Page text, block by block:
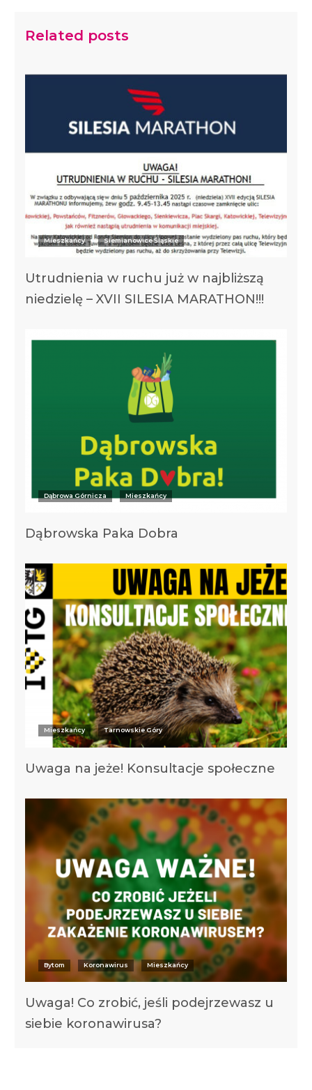
Related posts
Mieszkańcy Siemianowice Śląskie
Utrudnienia w ruchu już w najbliższą
niedzielę – XVII SILESIA MARATHON!!!
Dąbrowa Górnicza Mieszkańcy
Dąbrowska Paka Dobra
Mieszkańcy Tarnowskie Góry
Uwaga na jeże! Konsultacje społeczne
Bytom Koronawirus Mieszkańcy
Uwaga! Co zrobić, jeśli podejrzewasz u
siebie koronawirusa?